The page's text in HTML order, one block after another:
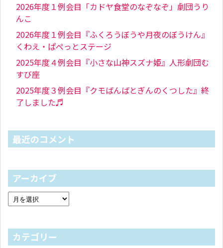
2026年度１例会目「カドヤ食堂のなぞなぞ」劇団うり
んこ
2026年度１例会目『ふくろうぼうや月夜のぼうけん』
くわえ・ぱぺっとステージ
2025年度４例会目『小さな山神スズナ姫』人形劇団む
すび座
2025年度３例会目『クモばんばとぎんのくつした』終
了しました♬
最近のコメント
アーカイブ
カテゴリー